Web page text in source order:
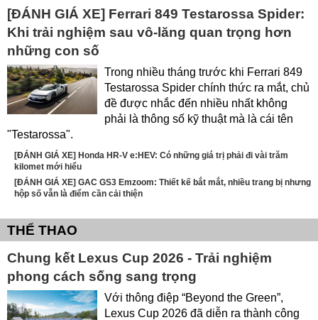
[ĐÁNH GIÁ XE] Ferrari 849 Testarossa Spider:
Khi trải nghiệm sau vô-lăng quan trọng hơn
những con số
Trong nhiều tháng trước khi Ferrari 849
Testarossa Spider chính thức ra mắt, chủ
đề được nhắc đến nhiều nhất không
phải là thông số kỹ thuật mà là cái tên
"Testarossa".
[ĐÁNH GIÁ XE] Honda HR-V e:HEV: Có những giá trị phải đi vài trăm
kilomet mới hiểu
[ĐÁNH GIÁ XE] GAC GS3 Emzoom: Thiết kế bắt mắt, nhiều trang bị nhưng
hộp số vẫn là điểm cần cải thiện
THỂ THAO
Chung kết Lexus Cup 2026 - Trải nghiệm
phong cách sống sang trọng
Với thông điệp “Beyond the Green”,
Lexus Cup 2026 đã diễn ra thành công